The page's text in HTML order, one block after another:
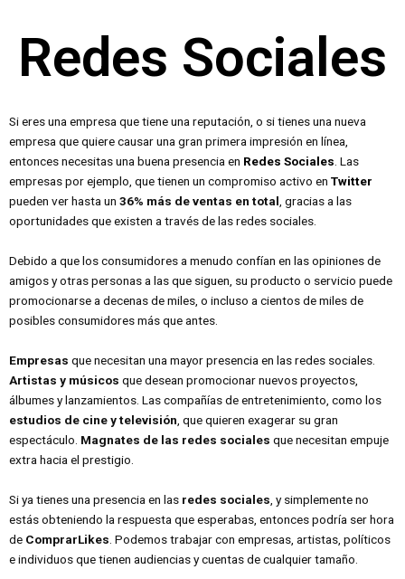
Redes Sociales
Si eres una empresa que tiene una reputación, o si tienes una nueva
empresa que quiere causar una gran primera impresión en línea,
entonces necesitas una buena presencia en Redes Sociales . Las
empresas por ejemplo, que tienen un compromiso activo en Twitter
pueden ver hasta un 36% más de ventas en total , gracias a las
oportunidades que existen a través de las redes sociales.
Debido a que los consumidores a menudo confían en las opiniones de
amigos y otras personas a las que siguen, su producto o servicio puede
promocionarse a decenas de miles, o incluso a cientos de miles de
posibles consumidores más que antes.
Empresas que necesitan una mayor presencia en las redes sociales.
Artistas y músicos que desean promocionar nuevos proyectos,
álbumes y lanzamientos. Las compañías de entretenimiento, como los
estudios de cine y televisión , que quieren exagerar su gran
espectáculo. Magnates de las redes sociales que necesitan empuje
extra hacia el prestigio.
Si ya tienes una presencia en las redes sociales , y simplemente no
estás obteniendo la respuesta que esperabas, entonces podría ser hora
de ComprarLikes . Podemos trabajar con empresas, artistas, políticos
e individuos que tienen audiencias y cuentas de cualquier tamaño.